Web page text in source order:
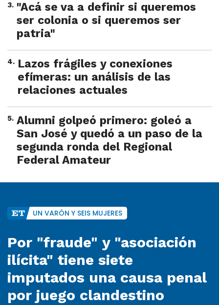
3. "Acá se va a definir si queremos
ser colonia o si queremos ser
patria"
4. Lazos frágiles y conexiones
efímeras: un análisis de las
relaciones actuales
5. Alumni golpeó primero: goleó a
San José y quedó a un paso de la
segunda ronda del Regional
Federal Amateur
UN VARÓN Y SEIS MUJERES
Por "fraude" y "asociación
ilícita" tiene siete
imputados una causa penal
por juego clandestino